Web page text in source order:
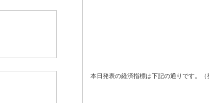
本日発表の経済指標は下記の通りです。